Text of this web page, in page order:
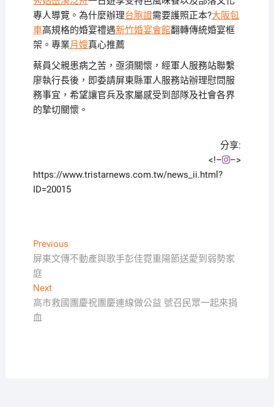
專人導覽。為什麼辦理台胞證需要護照正本?大阪包
車高規格的婚宴禮遇新竹婚宴會館翻轉傳統婚宴框
架。專業月嫂真心推薦
蔡員父親患病之苦，亟須關懷，經軍人服務站聯繫
廖執行長後，即委請屏東縣軍人服務站辦理慰問服
務事宜，希望讓官兵及家屬感受到部隊及社會各界
的摯切關懷。
分享:
<!–
–>
https://www.tristarnews.com.tw/news_ii.html?
ID=20015
文
章
導
覽
PreviousPrevious
post:
屏東文傳不動產與歌手彭佳霓重陽節送愛到弱勢家
庭
NextNext
post:
高市救國團慶祝團慶連線做公益 號召民眾一起來捐
血